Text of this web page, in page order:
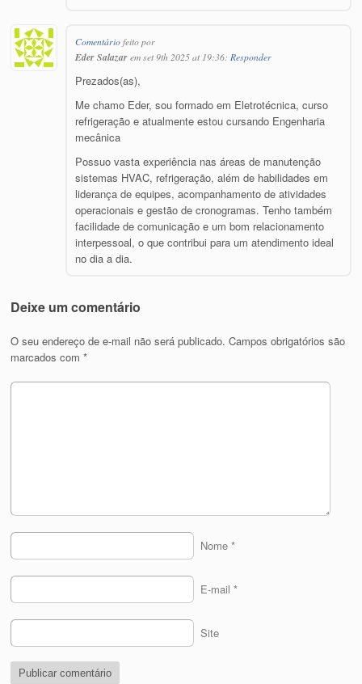
Comentáriofeito por
Eder Salazarem set 9th 2025 at 19:36: Responder
Prezados(as),
Me chamo Eder, sou formado em Eletrotécnica, curso
refrigeração e atualmente estou cursando Engenharia
mecânica
Possuo vasta experiência nas áreas de manutenção
sistemas HVAC, refrigeração, além de habilidades em
liderança de equipes, acompanhamento de atividades
operacionais e gestão de cronogramas. Tenho também
facilidade de comunicação e um bom relacionamento
interpessoal, o que contribui para um atendimento ideal
no dia a dia.
Deixe um comentário
O seu endereço de e-mail não será publicado. Campos obrigatórios são
marcados com*
Nome *
E-mail *
Site